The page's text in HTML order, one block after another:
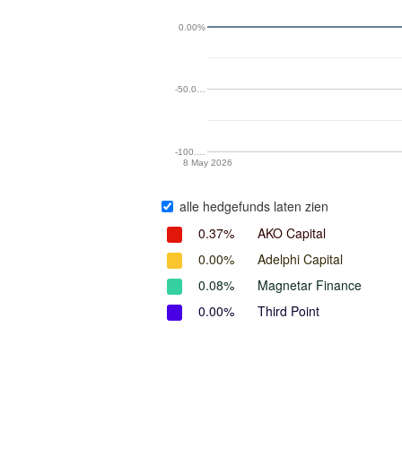
8 May 2026
-100.…
-50.0…
0.00%
alle hedgefunds laten zien
0.37%
AKO Capital
0.00%
Adelphi Capital
0.08%
Magnetar Finance
0.00%
Third Point